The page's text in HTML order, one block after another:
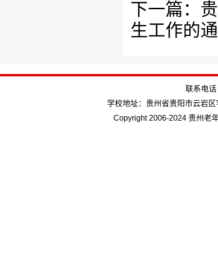
下一篇：
生工作的
联系电
学校地址：贵州省贵阳市云岩
Copyright 2006-2024 贵州老